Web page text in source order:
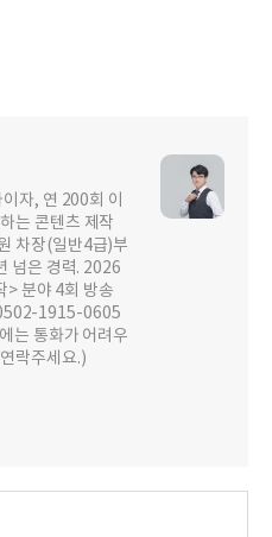
자, 연 200회 이
는 콘텐츠 제작
차장(일반4급)부
넘은 경력. 2026
> 분야 4회 방송
1915-0605
는 통화가 어려우
락주세요.)